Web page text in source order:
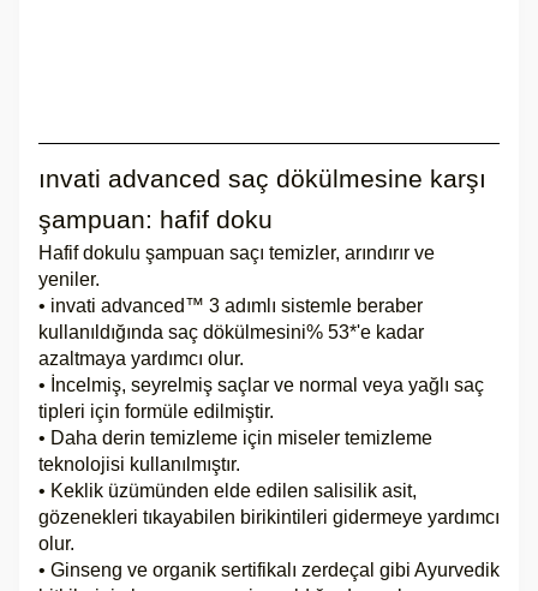
ınvati advanced saç dökülmesine karşı
şampuan: hafif doku
Hafif dokulu şampuan saçı temizler, arındırır ve
yeniler.
• invati advanced™ 3 adımlı sistemle beraber
kullanıldığında saç dökülmesini% 53*'e kadar
azaltmaya yardımcı olur.
• İncelmiş, seyrelmiş saçlar ve normal veya yağlı saç
tipleri için formüle edilmiştir.
• Daha derin temizleme için miseler temizleme
teknolojisi kullanılmıştır.
• Keklik üzümünden elde edilen salisilik asit,
gözenekleri tıkayabilen birikintileri gidermeye yardımcı
olur.
• Ginseng ve organik sertifikalı zerdeçal gibi Ayurvedik